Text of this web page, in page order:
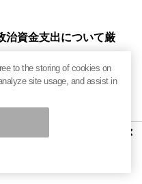
治資金支出について厳
これも、佐々木善三弁
過去の検事としての
る言葉により崩れたの
×
to the storing of cookies on
site usage, and assist in